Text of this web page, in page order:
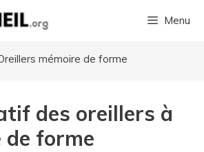
Menu
mémoire de forme
des oreillers à
de forme